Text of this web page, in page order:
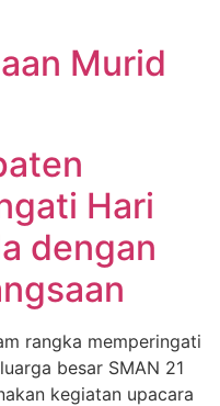
Murid
Hari
dengan
rangka memperingati
besar SMAN 21
kegiatan upacara